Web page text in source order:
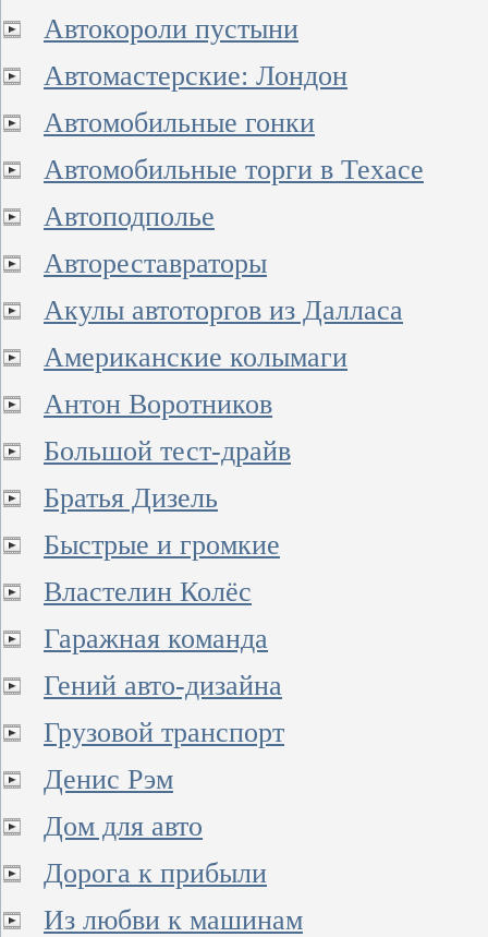
Автокороли пустыни
Автомастерские: Лондон
Автомобильные гонки
Автомобильные торги в Техасе
Автоподполье
Автореставраторы
Акулы автоторгов из Далласа
Американские колымаги
Антон Воротников
Большой тест-драйв
Братья Дизель
Быстрые и громкие
Властелин Колёс
Гаражная команда
Гений авто-дизайна
Грузовой транспорт
Денис Рэм
Дом для авто
Дорога к прибыли
Из любви к машинам